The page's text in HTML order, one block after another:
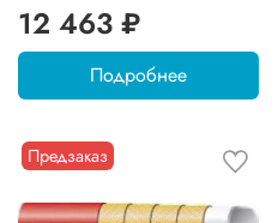
12 463 ₽
Подробнее
Предзаказ